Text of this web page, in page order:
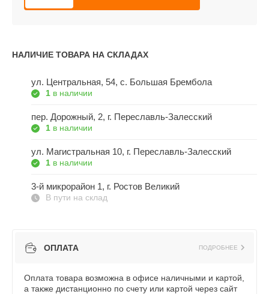
НАЛИЧИЕ ТОВАРА НА СКЛАДАХ
ул. Центральная, 54, c. Большая Брембола
1 в наличии
пер. Дорожный, 2, г. Переславль-Залесский
1 в наличии
ул. Магистральная 10, г. Переславль-Залесский
1 в наличии
3-й микрорайон 1, г. Ростов Великий
В пути на склад
ОПЛАТА ПОДРОБНЕЕ
Оплата товара возможна в офисе наличными и картой,
а также дистанционно по счету или картой через сайт